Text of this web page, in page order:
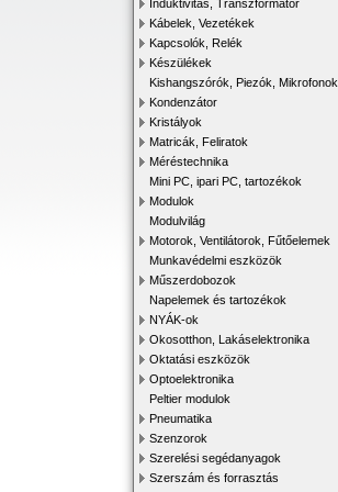
Induktivitás, Transzformátor
Kábelek, Vezetékek
Kapcsolók, Relék
Készülékek
Kishangszórók, Piezók, Mikrofonok
Kondenzátor
Kristályok
Matricák, Feliratok
Méréstechnika
Mini PC, ipari PC, tartozékok
Modulok
Modulvilág
Motorok, Ventilátorok, Fűtőelemek
Munkavédelmi eszközök
Műszerdobozok
Napelemek és tartozékok
NYÁK-ok
Okosotthon, Lakáselektronika
Oktatási eszközök
Optoelektronika
Peltier modulok
Pneumatika
Szenzorok
Szerelési segédanyagok
Szerszám és forrasztás